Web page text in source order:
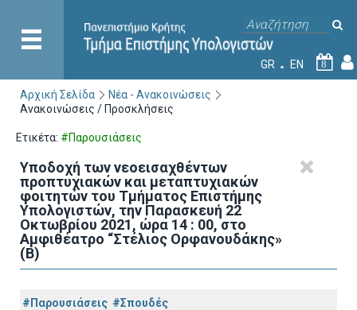
GR EN 8
Αρχική Σελίδα
Νέα - Ανακοινώσεις
Ανακοινώσεις / Προσκλήσεις
Ετικέτα: #Παρουσιάσεις
Υποδοχή των νεοεισαχθέντων
προπτυχιακών και μεταπτυχιακών
φοιτητών του Τμήματος Επιστήμης
Υπολογιστών, την Παρασκευή 22
Οκτωβρίου 2021, ώρα 14 : 00, στο
Αμφιθέατρο “Στέλιος Ορφανουδάκης»
(Β)
#Παρουσιάσεις #Σπουδές